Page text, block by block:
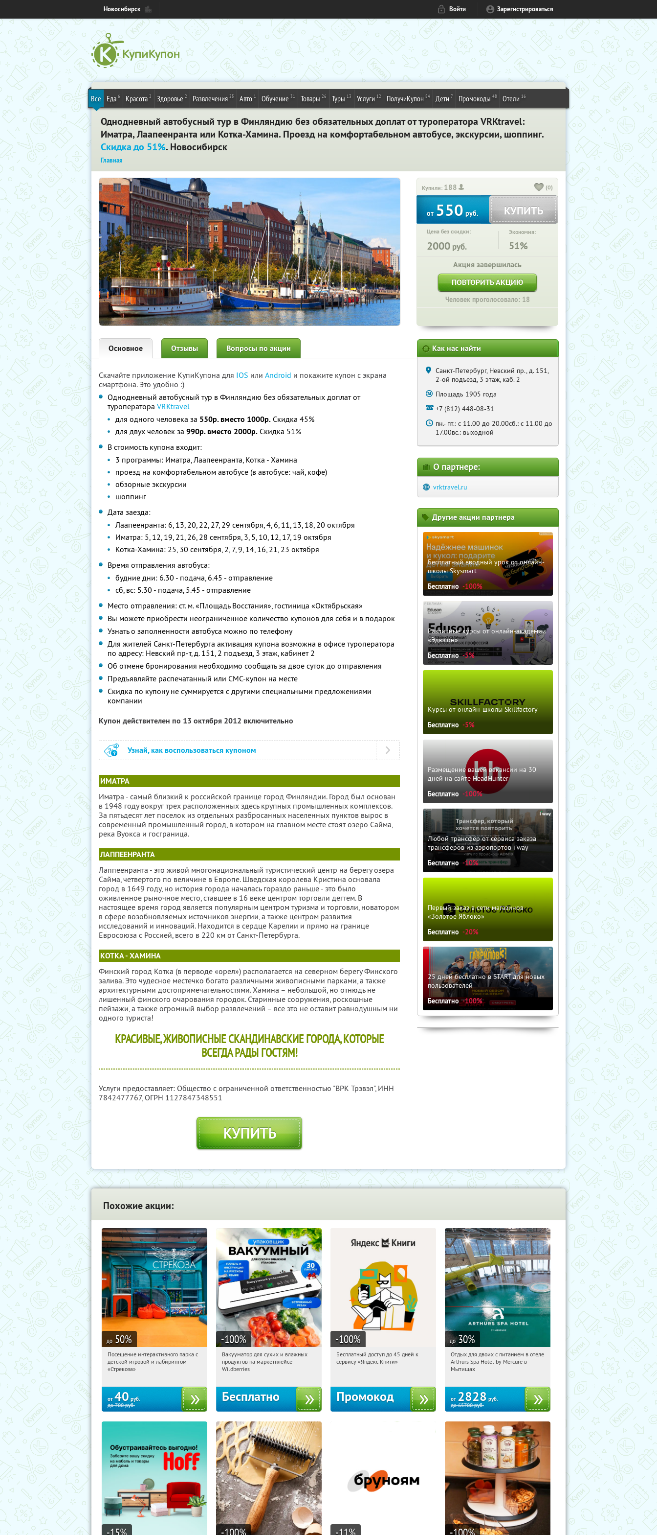
Новосибирск Войти Зарегистрироваться
Все Еда 6 Красота 2 Здоровье 2 Развлечения 25 Авто 1 Обучение 31 Товары 26 Туры 13 Услуги 12 ПолучиКупон 84 Дети 7 Промокоды 48 Отели 16
Однодневный автобусный тур в Финляндию без обязательных доплат от туроператора VRKtravel:
Иматра, Лаапеенранта или Котка-Хамина. Проезд на комфортабельном автобусе, экскурсии, шоппинг.
Скидка до 51%. Новосибирск
Главная
Купили: 188 (0)
от550руб. КУПИТЬ
Цена без скидки:
2000 руб.
Экономия:
51%
Акция завершилась
ПОВТОРИТЬ АКЦИЮ
Человек проголосовало: 18
Основное Отзывы Вопросы по акции
Скачайте приложение КупиКупона для IOS или Android и покажите купон с экрана
смартфона. Это удобно :)
Однодневный автобусный тур в Финляндию без обязательных доплат от
туроператора VRKtravel
для одного человека за 550р. вместо 1000р. Скидка 45%
для двух человек за 990р. вместо 2000р. Скидка 51%
В стоимость купона входит:
3 программы: Иматра, Лаапеенранта, Котка - Хамина
проезд на комфортабельном автобусе (в автобусе: чай, кофе)
обзорные экскурсии
шоппинг
Дата заезда:
Лаапеенранта: 6, 13, 20, 22, 27, 29 сентября, 4, 6, 11, 13, 18, 20 октября
Иматра: 5, 12, 19, 21, 26, 28 сентября, 3, 5, 10, 12, 17, 19 октября
Котка-Хамина: 25, 30 сентября, 2, 7, 9, 14, 16, 21, 23 октября
Время отправления автобуса:
будние дни: 6.30 - подача, 6.45 - отправление
сб, вс: 5.30 - подача, 5.45 - отправление
Место отправления: ст. м. «Площадь Восстания», гостиница «Октябрьская»
Вы можете приобрести неограниченное количество купонов для себя и в подарок
Узнать о заполненности автобуса можно по телефону
Для жителей Санкт-Петербурга активация купона возможна в офисе туроператора
по адресу: Невский пр-т, д. 151, 2 подъезд, 3 этаж, кабинет 2
Об отмене бронирования необходимо сообщать за двое суток до отправления
Предъявляйте распечатанный или СМС-купон на месте
Скидка по купону не суммируется с другими специальными предложениями
компании
Купон действителен по 13 октября 2012 включительно
Узнай, как воспользоваться купоном
ИМАТРА
Иматра - самый близкий к российской границе город Финляндии. Город был основан
в 1948 году вокруг трех расположенных здесь крупных промышленных комплексов.
За пятьдесят лет поселок из отдельных разбросанных населенных пунктов вырос в
современный промышленный город, в котором на главном месте стоят озеро Сайма,
река Вуокса и госграница.
ЛАППЕЕНРАНТА
Лаппеенранта - это живой многонациональный туристический центр на берегу озера
Сайма, четвертого по величине в Европе. Шведская королева Кристина основала
город в 1649 году, но история города началась гораздо раньше - это было
оживленное рыночное место, ставшее в 16 веке центром торговли дегтем. В
настоящее время город является популярным центром туризма и торговли, новатором
в сфере возобновляемых источников энергии, а также центром развития
исследований и инноваций. Находится в сердце Карелии и прямо на границе
Евросоюза с Россией, всего в 220 км от Санкт-Петербурга.
КОТКА - ХАМИНА
Финский город Котка (в перводе «орел») располагается на северном берегу Финского
залива. Это чудесное местечко богато различными живописными парками, а также
архитектурными достопримечательностями. Хамина – небольшой, но отнюдь не
лишенный финского очарования городок. Старинные сооружения, роскошные
пейзажи, а также огромный выбор развлечений – все это не оставит равнодушным ни
одного туриста!
КРАСИВЫЕ, ЖИВОПИСНЫЕ СКАНДИНАВСКИЕ ГОРОДА, КОТОРЫЕ
ВСЕГДА РАДЫ ГОСТЯМ!
Услуги предоставляет: Общество с ограниченной ответственностью "ВРК Трэвэл", ИНН
7842477767, ОГРН 1127847348551
КУПИТЬ
Как нас найти
Санкт-Петербург, Невский пр., д. 151,
2-ой подъезд, 3 этаж, каб. 2
Площадь 1905 года
+7 (812) 448-08-31
пн.- пт.: с 11.00 до 20.00сб.: с 11.00 до
17.00вс.: выходной
О партнере:
vrktravel.ru
Другие акции партнера
Бесплатный вводный урок от онлайн-
школы Skysmart
Бесплатно -100%
Различные курсы от онлайн-академии
«Эдюсон»
Бесплатно -5%
Курсы от онлайн-школы Skillfactory
Бесплатно -5%
Размещение вашей вакансии на 30
дней на сайте HeadHunter
Бесплатно -100%
Любой трансфер от сервиса заказа
трансферов из аэропортов i'way
Бесплатно -10%
Первый заказ в сети магазинов
«Золотое Яблоко»
Бесплатно -20%
25 дней бесплатно в START для новых
пользователей
Бесплатно -100%
Похожие акции:
до 50%
04:43:09 Купили: 61
Речной вокзал
Посещение интерактивного парка с
детской игровой и лабиринтом
«Стрекоза»
от 40 руб.
до700руб.
-100%
04:43:09 Получили:180
Россия
Вакууматор для сухих и влажных
продуктов на маркетплейсе
Wildberries
Бесплатно
-100%
04:43:09
Получи первым!
Бесплатный доступ до 45 дней к
сервису «Яндекс Книги»
Промокод
до 30%
04:43:09
Купи первым!
Московская обл., г. Мытищи, д.
Отдых для двоих с питанием в отеле
Arthurs Spa Hotel by Mercure в
Мытищах
от 2828 руб.
до65700руб.